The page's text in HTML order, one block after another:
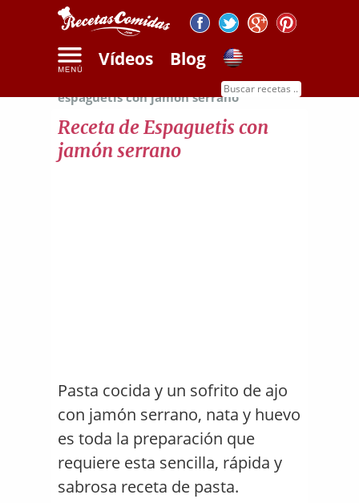
Vídeos Blog
Receta de
espaguetis con jamón serrano
Receta de Espaguetis con
jamón serrano
Pasta cocida y un sofrito de ajo
con jamón serrano, nata y huevo
es toda la preparación que
requiere esta sencilla, rápida y
sabrosa receta de pasta.